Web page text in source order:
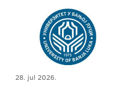
28. jul 2026.